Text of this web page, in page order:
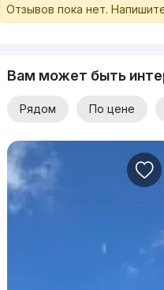
Отзывов пока нет.
Вам может быть
Рядом По цене